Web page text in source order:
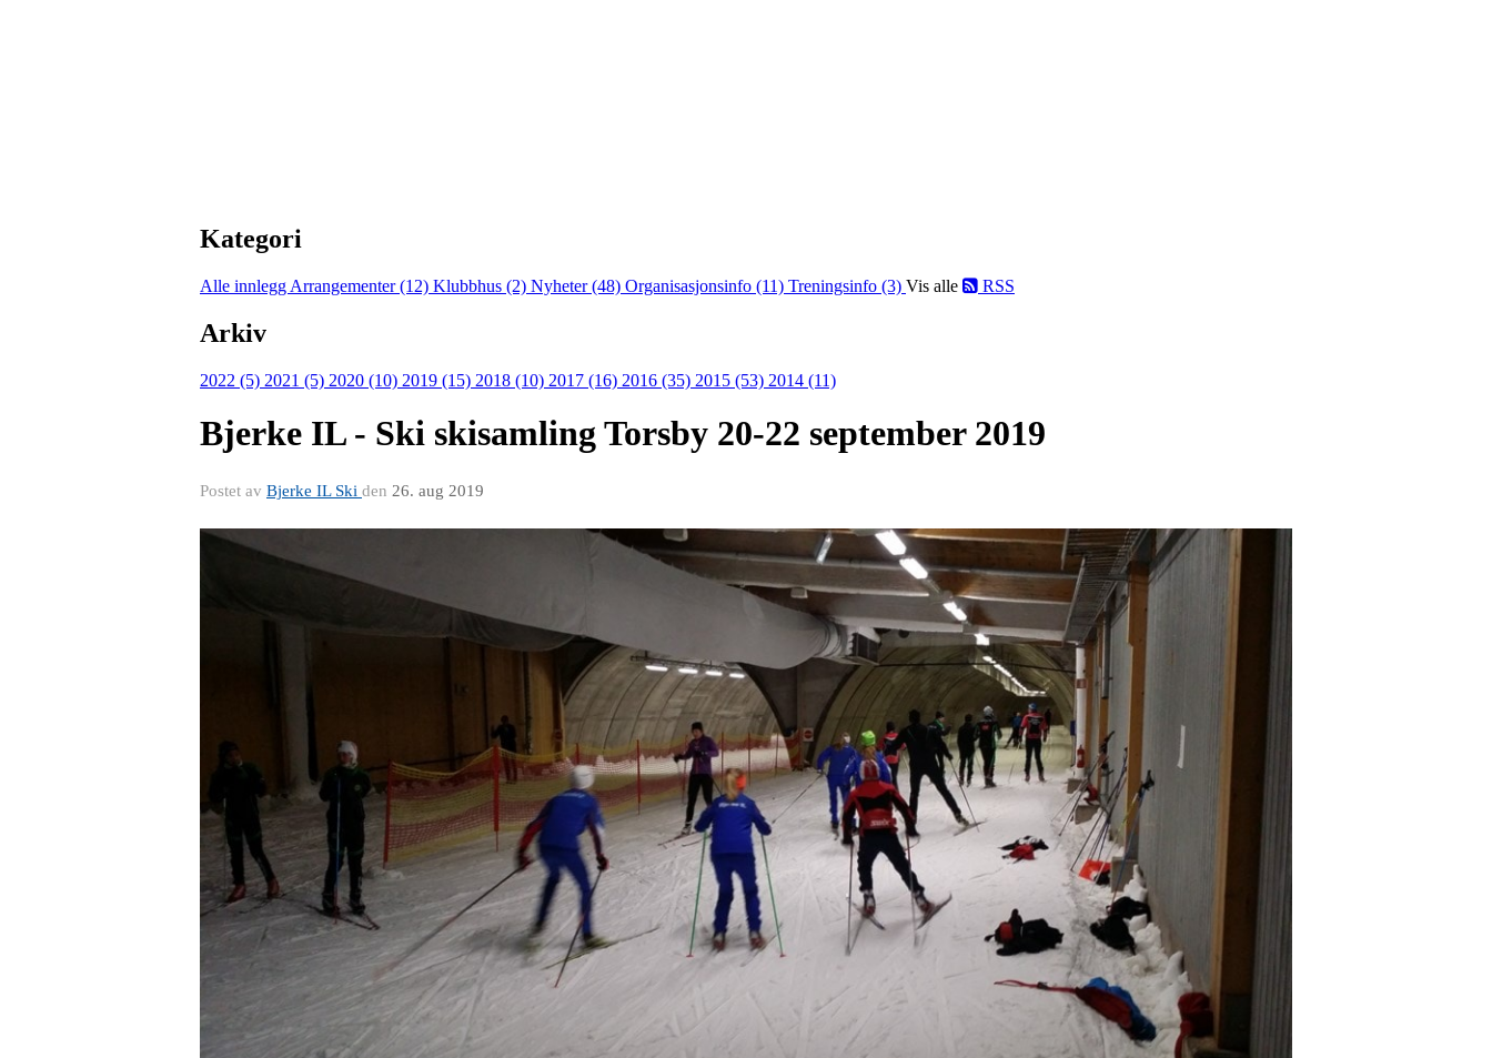
Kategori
Alle innlegg Arrangementer (12) Klubbhus (2) Nyheter (48) Organisasjonsinfo (11) Treningsinfo (3) Vis alle RSS
Arkiv
2022 (5) 2021 (5) 2020 (10) 2019 (15) 2018 (10) 2017 (16) 2016 (35) 2015 (53) 2014 (11)
Bjerke IL - Ski skisamling Torsby 20-22 september 2019
Postet av Bjerke IL Ski den 26. aug 2019